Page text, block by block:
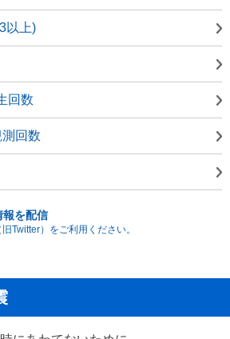
以上)
回数
回数
報を配信
Twitter）をご利用ください。